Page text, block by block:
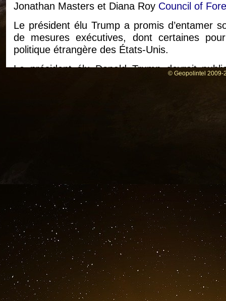
Jonathan Masters et Diana Roy Council of
Le président élu Trump a promis d’entamer
de mesures exécutives, dont certaines
politique étrangère des États-Unis.
Le président élu Donald Trump devrait
Les décrets sont peut-être le type le
catégorie qui comprend également les
présidents émettent des décrets, qui ont
fédérales de prendre des mesures
haut niveau sur la manière de remplir leurs
Congrès peut rédiger des lois ou puiser de
président dispose de vastes pouvoirs dans
nombreux décrets traitent de questions qui
d’autres peuvent avoir des effets sociétaux
d’origine japonaise par Franklin D. Roosevelt
© Geopolintel 2009-